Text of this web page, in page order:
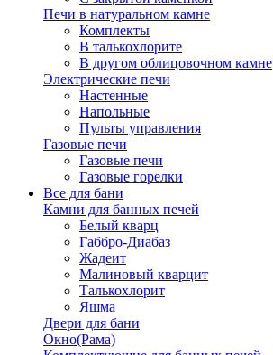
Печи в натуральном камне
Комплекты
В талькохлорите
В другом облицовочном камне
Электрические печи
Настенные
Напольные
Пульты управления
Газовые печи
Газовые печи
Газовые горелки
Все для бани
Камни для банных печей
Белый кварц
Габбро-Диабаз
Жадеит
Малиновый кварцит
Талькохлорит
Яшма
Двери для бани
Окно(Рама)